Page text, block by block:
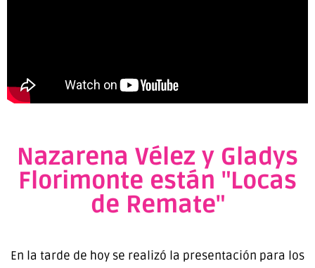
Nazarena Vélez y Gladys
Florimonte están "Locas
de Remate"
En la tarde de hoy se realizó la presentación para los